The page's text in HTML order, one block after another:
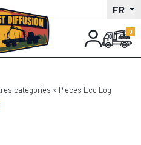
FR
catégories
Pièces Eco Log